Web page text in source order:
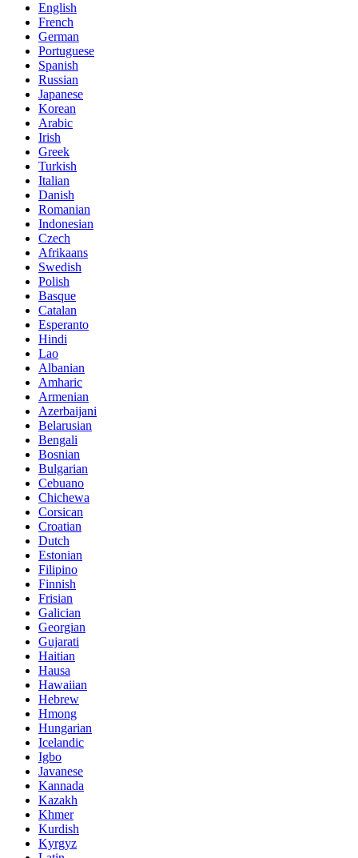
English
French
German
Portuguese
Spanish
Russian
Japanese
Korean
Arabic
Irish
Greek
Turkish
Italian
Danish
Romanian
Indonesian
Czech
Afrikaans
Swedish
Polish
Basque
Catalan
Esperanto
Hindi
Lao
Albanian
Amharic
Armenian
Azerbaijani
Belarusian
Bengali
Bosnian
Bulgarian
Cebuano
Chichewa
Corsican
Croatian
Dutch
Estonian
Filipino
Finnish
Frisian
Galician
Georgian
Gujarati
Haitian
Hausa
Hawaiian
Hebrew
Hmong
Hungarian
Icelandic
Igbo
Javanese
Kannada
Kazakh
Khmer
Kurdish
Kyrgyz